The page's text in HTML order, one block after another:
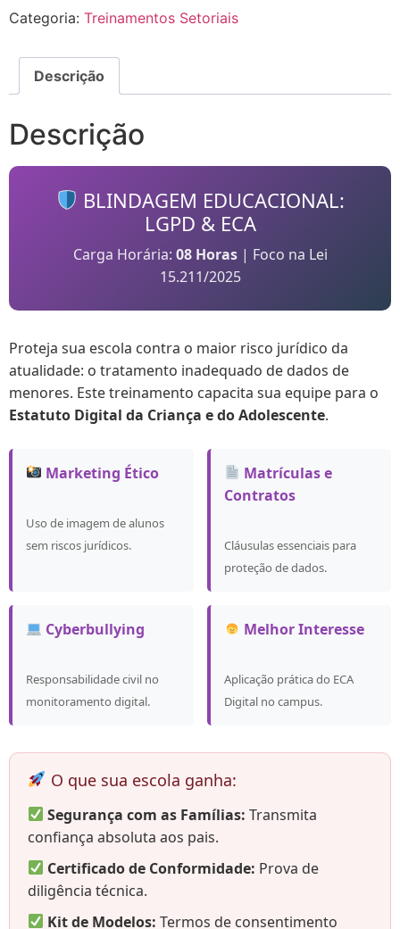
Categoria: Treinamentos Setoriais
Descrição
Descrição
BLINDAGEM EDUCACIONAL:
LGPD & ECA
Carga Horária: 08 Horas| Foco na Lei
15.211/2025
Proteja sua escola contra o maior risco jurídico da
atualidade: o tratamento inadequado de dados de
menores. Este treinamento capacita sua equipe para o
Estatuto Digital da Criança e do Adolescente.
Marketing Ético
Uso de imagem de alunos
sem riscos jurídicos.
Matrículas e
Contratos
Cláusulas essenciais para
proteção de dados.
Cyberbullying
Responsabilidade civil no
monitoramento digital.
Melhor Interesse
Aplicação prática do ECA
Digital no campus.
O que sua escola ganha:
Segurança com as Famílias: Transmita
confiança absoluta aos pais.
Certificado de Conformidade: Prova de
diligência técnica.
Kit de Modelos: Termos de consentimento